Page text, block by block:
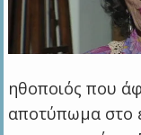
ηθοποιός που
αποτύπωμα στο